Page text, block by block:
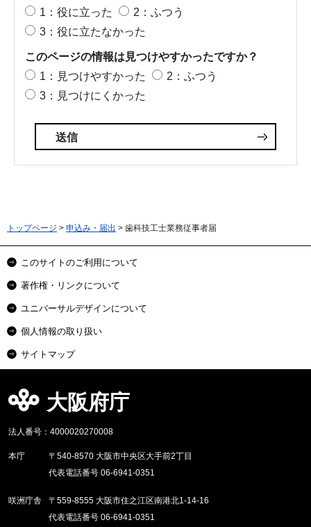
1：役に立った
2：ふつう
3：役に立たなかった
このページの情報は見つけやすかったですか？
1：見つけやすかった
2：ふつう
3：見つけにくかった
トップページ > 申込み・届出 > 歯科技工士業務従事者届
このサイトのご利用について
著作権・リンクについて
ユニバーサルデザインについて
個人情報の取り扱い
サイトマップ
大阪府庁
法人番号：4000020270008
本庁
〒540-8570 大阪市中央区大手前2丁目
代表電話番号 06-6941-0351
咲洲庁舎
〒559-8555 大阪市住之江区南港北1-14-16
代表電話番号 06-6941-0351